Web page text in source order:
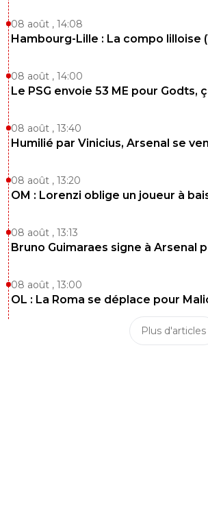
08 août , 14:08
Hambourg-Lille : La compo lilloise
08 août , 14:00
Le PSG envoie 53 ME pour Godts,
08 août , 13:40
Humilié par Vinicius, Arsenal se
08 août , 13:20
OM : Lorenzi oblige un joueur à
08 août , 13:13
Bruno Guimaraes signe à Arsenal
08 août , 13:00
OL : La Roma se déplace pour
Plus d'articles